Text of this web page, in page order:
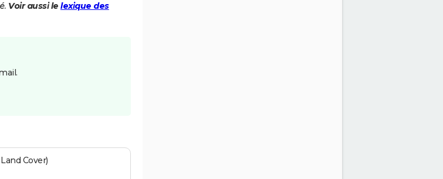
Voir aussi le lexique des
Cover)